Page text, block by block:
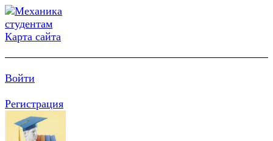
Карта сайта
Войти
Регистрация